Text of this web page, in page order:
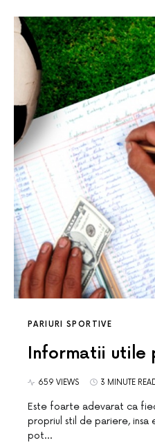
PARIURI SPORTIVE
Informatii utile
659 VIEWS 3 MINUTE
Este foarte adevarat ca
propriul stil de pariere, insa
pot…